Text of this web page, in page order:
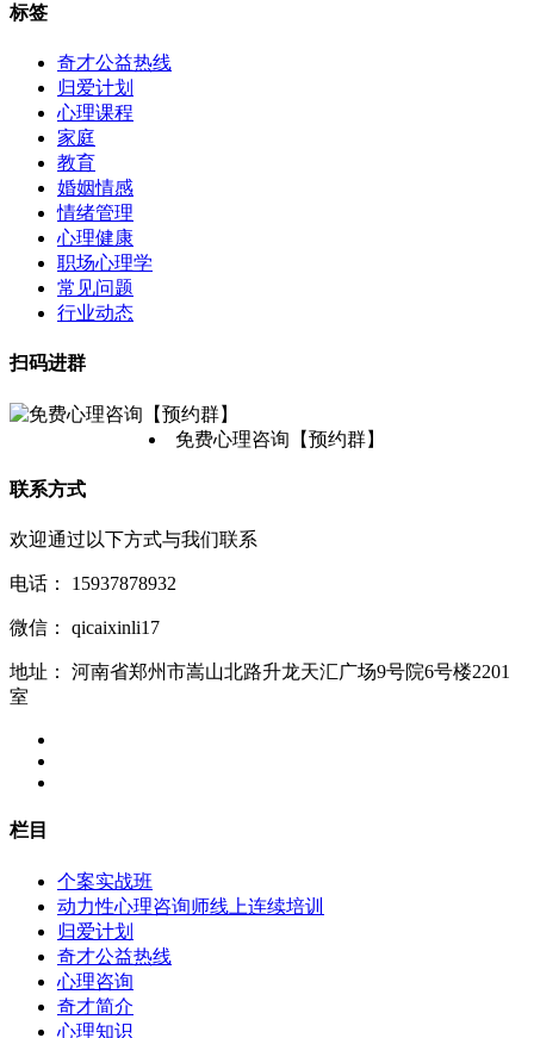
标签
奇才公益热线
归爱计划
心理课程
家庭
教育
婚姻情感
情绪管理
心理健康
职场心理学
常见问题
行业动态
扫码进群
免费心理咨询【预约群】
联系方式
欢迎通过以下方式与我们联系
电话： 15937878932
微信： qicaixinli17
地址：
河南省郑州市嵩山北路升龙天汇广场9号院6号楼2201
室
栏目
个案实战班
动力性心理咨询师线上连续培训
归爱计划
奇才公益热线
心理咨询
奇才简介
心理知识